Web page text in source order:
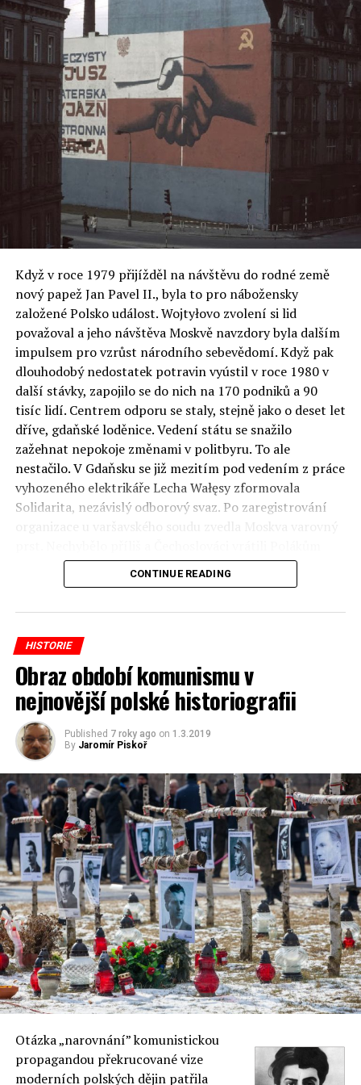
Smutným důsledkem deportace je i nechvalně známý
Katyňský masakr, při kterém bylo Sověty na jaře roku
1940 povražděno přes 20 tisíc polských vojáků v rámci
likvidace polského velení a inteligence.
ECHO24, ČTK, JCH
Když v roce 1979 přijížděl na návštěvu do rodné země
nový papež Jan Pavel II., byla to pro nábožensky
založené Polsko událost. Wojtyłovo zvolení si lid
považoval a jeho návštěva Moskvě navzdory byla dalším
impulsem pro vzrůst národního sebevědomí. Když pak
dlouhodobý nedostatek potravin vyústil v roce 1980 v
další stávky, zapojilo se do nich na 170 podniků a 90
tisíc lidí. Centrem odporu se staly, stejně jako o deset let
dříve, gdaňské loděnice. Vedení státu se snažilo
zažehnat nepokoje změnami v politbyru. To ale
nestačilo. V Gdaňsku se již mezitím pod vedením z práce
vyhozeného elektrikáře Lecha Wałęsy zformovala
Solidarita, nezávislý odborový svaz. Po zaregistrování
„bratrskou“ pomoc z roku 1968. Tamější armáda by se
ale invazi bránila a Sovětský svaz od intervence nakonec
Autor: Martin Mrázek, foto: Bruno Barbey, celý text na
reflex.cz
(Fotogalerie 40 fotografií)
CONTINUE READING
HISTORIE
Obraz období komunismu v
nejnovější polské historiografii
Published 7 roky ago on 1.3.2019
By Jaromír Piskoř
Otázka „narovnání” komunistickou
propagandou překrucované vize
moderních polských dějin patřila